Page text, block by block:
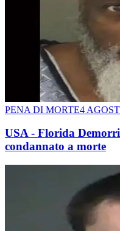
PENA DI MORTE4
USA - Florida
condannato a morte